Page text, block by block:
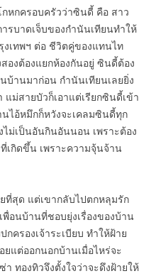
หกครอบครัวว่าซินดี้ คือ สาว
รบาดเจ็บของกำนันเทียนทำให้
เทพฯ ต่อ ชีวิตคู่ของแทนไท
องต้องแยกห้องกันอยู่ ซินดี้ต้อง
บ้านมาก่อน กำนันเทียนเลยยิ่ง
ม่สายบัวก็เอาแต่เรียกซินดี้เข้า
ไอ้หมึกก็หวังจะเคลมซินดี้ทุก
ม่เป็นอันกินอันนอน เพราะต้อง
กิดขึ้น เพราะความจุ้นจ้าน
สุด แต่เขากลับไปตกหลุมรัก
พื่อนบ้านที่ชอบยุ่งเรื่องของบ้าน
ครองเจ้าระเบียบ ทำให้ฝ้าย
ยแต่ออกนอกบ้านเมื่อไหร่จะ
า ทองทิวจึงตั้งใจว่าจะดึงฝ้ายให้